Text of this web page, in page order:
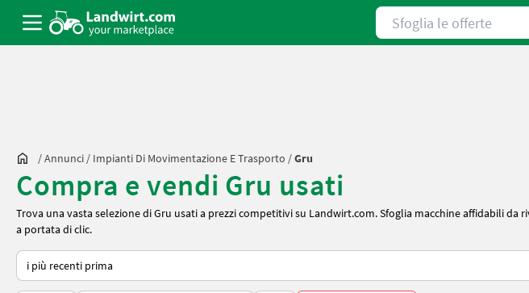
Sfoglia le offerte
/Annunci / Impianti Di Movimentazione E Trasporto /Gru
Compra e vendi Gru usati
Trova una vasta selezione di Gru usati a prezzi competitivi su Landwirt.com. Sfoglia macchine affidabili
a portata di clic.
Ecco come viene ordinato su Landwirt.com